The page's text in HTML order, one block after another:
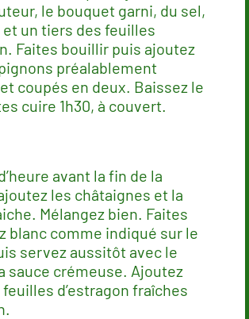
le bouquet garni, du sel,
un tiers des feuilles
Faites bouillir puis ajoutez
préalablement
coupés en deux. Baissez le
cuire 1h30, à couvert.
avant la fin de la
les châtaignes et la
Mélangez bien. Faites
blanc comme indiqué sur le
servez aussitôt avec le
sauce crémeuse. Ajoutez
d’estragon fraîches